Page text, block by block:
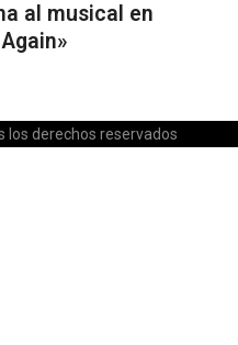
al musical en
los derechos reservados